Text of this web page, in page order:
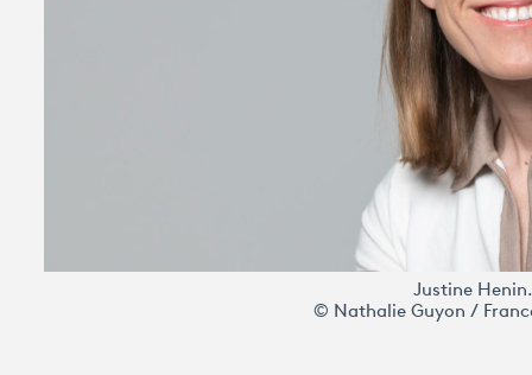
Justine Henin.
© Nathalie Guyon /